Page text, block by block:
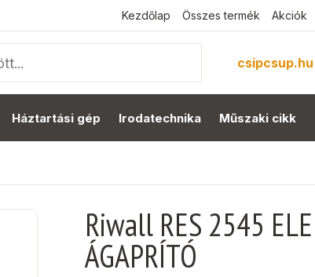
Kezdőlap Összes termék Akciók
csipcsup.hu
Háztartási gép Irodatechnika Műszaki cikk
Riwall RES 2545
ÁGAPRÍTÓ